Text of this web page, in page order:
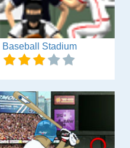
Baseball Stadium